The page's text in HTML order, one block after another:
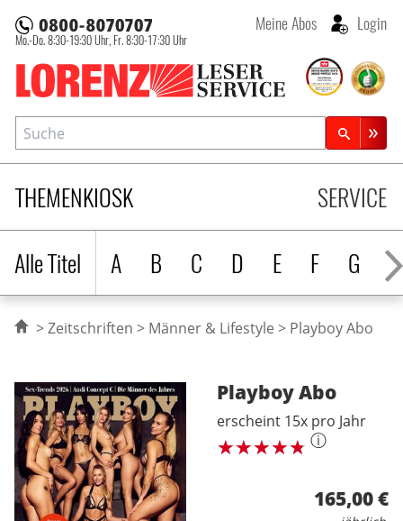
Lorenz Leserservice
Mo.-Do. 8:30-19:30 Uhr, Fr. 8:30-17:30 Uhr
Meine Abos Login
THEMENKIOSK
Alle Titel
A B C D E F G H
SERVICE
Suche
Zeitschriftensuche
Zeitschriften Männer & Lifestyle Playboy Abo
PlayboyAbo
erscheint 15x pro Jahr
ⓘ
165,00 €